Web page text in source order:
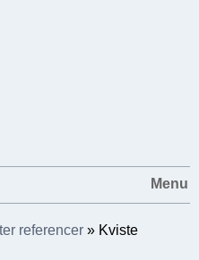
Menu
referencer » Kviste